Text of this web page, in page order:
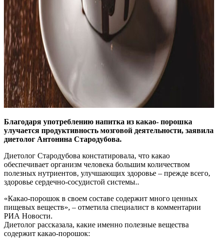
Благодаря употреблению напитка из какао- порошка
улучается продуктивность мозговой деятельности, заявила
диетолог Антонина Стародубова.
Диетолог Стародубова констатировала, что какао
обеспечивает организм человека большим количеством
полезных нутриентов, улучшающих здоровье – прежде всего,
здоровье сердечно-сосудистой системы..
«Какао-порошок в своем составе содержит много ценных
пищевых веществ», – отметила специалист в комментарии
РИА Новости.
Диетолог рассказала, какие именно полезные вещества
содержит какао-порошок: